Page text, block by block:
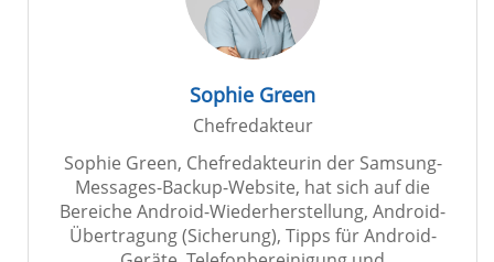
Sophie Green
Chefredakteur
Sophie Green, Chefredakteurin der Samsung-
Messages-Backup-Website, hat sich auf die
Bereiche Android-Wiederherstellung, Android-
Übertragung (Sicherung), Tipps für Android-